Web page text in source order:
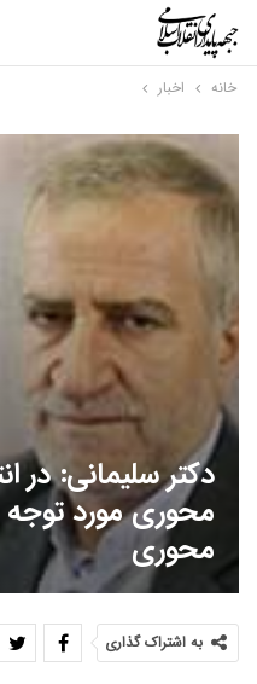
خانه اخبار
دکتر سلیمانی: در
محوری مورد
محوری
به اشتراک گذاری